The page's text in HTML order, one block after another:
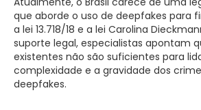
que aborde o uso de deepfakes para
a lei 13.718/18 e a lei Carolina
suporte legal, especialistas apontam
existentes não são suficientes para
complexidade e a gravidade dos
deepfakes.